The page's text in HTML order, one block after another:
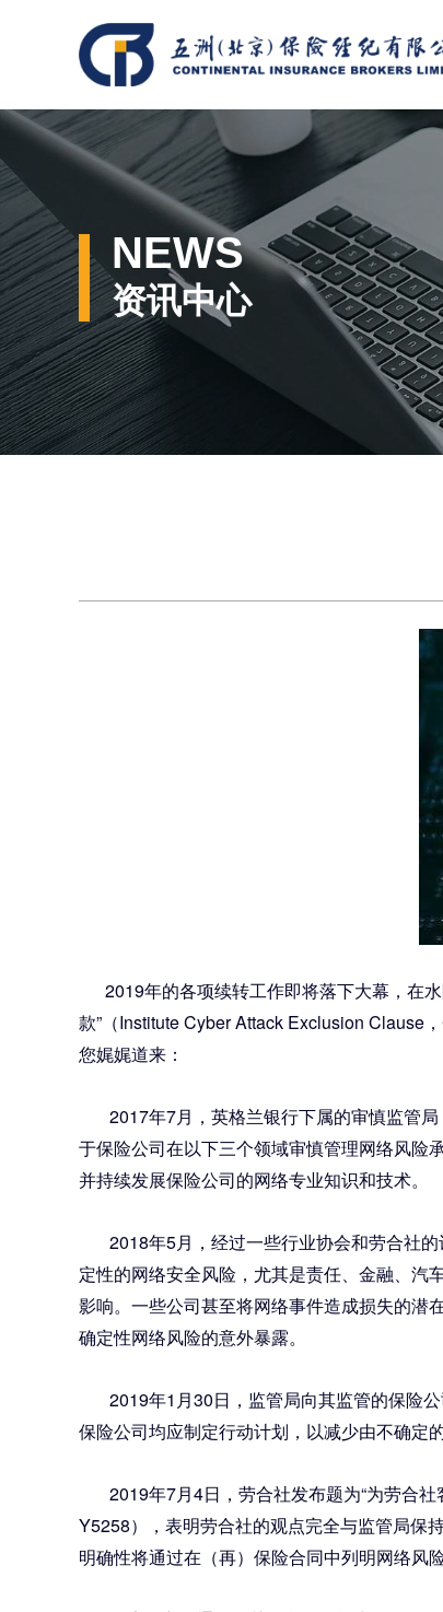
NEWS
资讯中心
2019年的各项续转工作即将落下大幕，在水
款”（Institute Cyber Attack Exclusion Clause
您娓娓道来：
2017年7月，英格兰银行下属的审慎监管局
于保险公司在以下三个领域审慎管理网络风险
并持续发展保险公司的网络专业知识和技术。
2018年5月，经过一些行业协会和劳合社的
定性的网络安全风险，尤其是责任、金融、汽
影响。一些公司甚至将网络事件造成损失的潜
确定性网络风险的意外暴露。
2019年1月30日，监管局向其监管的保险公
保险公司均应制定行动计划，以减少由不确定
2019年7月4日，劳合社发布题为“为劳合社
Y5258），表明劳合社的观点完全与监管局保
明确性将通过在（再）保险合同中列明网络风